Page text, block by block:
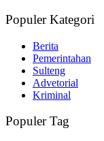
Populer Kategori
Berita
Pemerintahan
Sulteng
Advetorial
Kriminal
Populer Tag